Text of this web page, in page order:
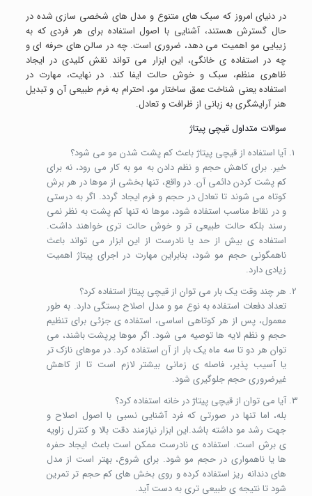
در دنیای امروز که سبک های متنوع و مدل های شخصی سازی شده در
حال گسترش هستند، آشنایی با اصول استفاده برای هر فردی که به
زیبایی مو اهمیت می دهد، ضروری است. چه در سالن های حرفه ای و
چه در استفاده ی خانگی، این ابزار می تواند نقش کلیدی در ایجاد
ظاهری منظم، سبک و خوش حالت ایفا کند. در نهایت، مهارت در
استفاده یعنی شناخت عمق ساختار مو، احترام به فرم طبیعی آن و تبدیل
هنر آرایشگری به زبانی از ظرافت و تعادل.
سوالات متداول قیچی پیتاژ
آیا استفاده از قیچی پیتاژ باعث کم پشت شدن مو می شود؟
خیر. برای کاهش حجم و نظم دادن به مو به کار می رود، نه برای
کم پشت کردن دائمی آن. در واقع، تنها بخشی از موها در هر برش
کوتاه می شوند تا تعادل در حجم و فرم ایجاد گردد. اگر به درستی
و در نقاط مناسب استفاده شود، موها نه تنها کم پشت به نظر نمی
رسند بلکه حالت طبیعی تر و خوش حالت تری خواهند داشت.
استفاده ی بیش از حد یا نادرست از این ابزار می تواند باعث
ناهمگونی حجم مو شود، بنابراین مهارت در اجرای پیتاژ اهمیت
زیادی دارد.
هر چند وقت یک بار می توان از قیچی پیتاژ استفاده کرد؟
تعداد دفعات استفاده به نوع مو و مدل اصلاح بستگی دارد. به طور
معمول، پس از هر کوتاهی اساسی، استفاده ی جزئی برای تنظیم
حجم و نظم لایه ها توصیه می شود. اگر موها پرپشت باشند، می
توان هر دو تا سه ماه یک بار از آن استفاده کرد. در موهای نازک تر
یا آسیب پذیر، فاصله ی زمانی بیشتر لازم است تا از کاهش
غیرضروری حجم جلوگیری شود.
آیا می توان از قیچی پیتاژ در خانه استفاده کرد؟
بله، اما تنها در صورتی که فرد آشنایی نسبی با اصول اصلاح و
جهت رشد مو داشته باشد.این ابزار نیازمند دقت بالا و کنترل زاویه
ی برش است. استفاده ی نادرست ممکن است باعث ایجاد حفره
ها یا ناهمواری در حجم مو شود. برای شروع، بهتر است از مدل
های دندانه ریز استفاده کرده و روی بخش های کم حجم تر تمرین
شود تا نتیجه ی طبیعی تری به دست آید.